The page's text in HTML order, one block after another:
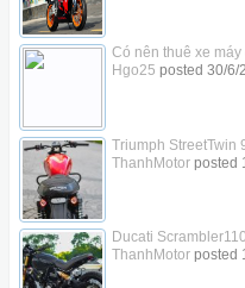
Có nên thuê xe
Hgo25 posted 30/6/
Triumph StreetTwin
ThanhMotorposted
Ducati
ThanhMotorposted